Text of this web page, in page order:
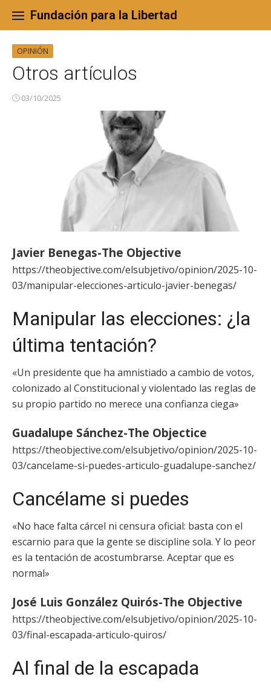
content
Fundación para la Libertad
OPINIÓN
Otros artículos
03/10/2025
Javier Benegas-The Objective
https://theobjective.com/elsubjetivo/opinion/2025-10-
03/manipular-elecciones-articulo-javier-benegas/
Manipular las elecciones: ¿la
última tentación?
«Un presidente que ha amnistiado a cambio de votos,
colonizado al Constitucional y violentado las reglas de
su propio partido no merece una confianza ciega»
Guadalupe Sánchez-The Objectice
https://theobjective.com/elsubjetivo/opinion/2025-10-
03/cancelame-si-puedes-articulo-guadalupe-sanchez/
Cancélame si puedes
«No hace falta cárcel ni censura oficial: basta con el
escarnio para que la gente se discipline sola. Y lo peor
es la tentación de acostumbrarse. Aceptar que es
normal»
José Luis González Quirós-The Objective
https://theobjective.com/elsubjetivo/opinion/2025-10-
03/final-escapada-articulo-quiros/
Al final de la escapada